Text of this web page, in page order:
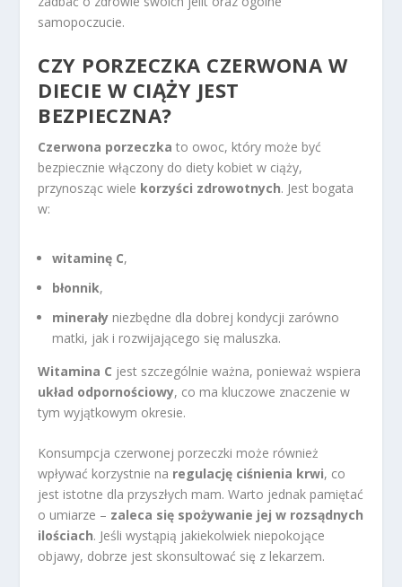
samopoczucie.
CZY PORZECZKA CZERWONA W
DIECIE W CIĄŻY JEST
BEZPIECZNA?
Czerwona porzeczka to owoc, który może być
bezpiecznie włączony do diety kobiet w ciąży,
przynosząc wiele korzyści zdrowotnych. Jest bogata
w:
witaminę C,
błonnik,
minerały niezbędne dla dobrej kondycji zarówno
matki, jak i rozwijającego się maluszka.
Witamina C jest szczególnie ważna, ponieważ wspiera
układ odpornościowy, co ma kluczowe znaczenie w
tym wyjątkowym okresie.
Konsumpcja czerwonej porzeczki może również
wpływać korzystnie na regulację ciśnienia krwi, co
jest istotne dla przyszłych mam. Warto jednak pamiętać
o umiarze – zaleca się spożywanie jej w rozsądnych
ilościach. Jeśli wystąpią jakiekolwiek niepokojące
objawy, dobrze jest skonsultować się z lekarzem.